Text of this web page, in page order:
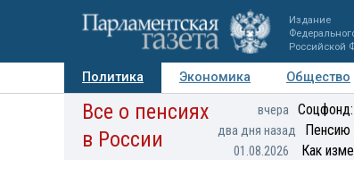
Издание
Российской
Политика Экономика Общество
Авторы Персоны Мнения
Все о пенсиях
в России
вчера Соцфонд:
два дня назад Пенсию
01.08.2026 Как